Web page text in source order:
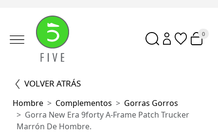
0
VOLVER ATRÁS
Hombre Complementos
Gorras Gorros
Gorra New Era 9forty A-Frame Patch Trucker
Marrón De Hombre.